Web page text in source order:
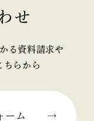
せ
る資料請求や
ちらから
ーム